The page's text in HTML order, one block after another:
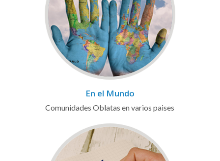
En el Mundo
Comunidades Oblatas en varios paises